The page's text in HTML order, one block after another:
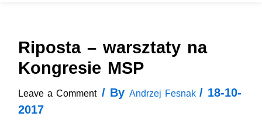
Riposta – warsztaty na
Kongresie MSP
Leave a Comment / By Andrzej Fesnak/ 18-10-
2017